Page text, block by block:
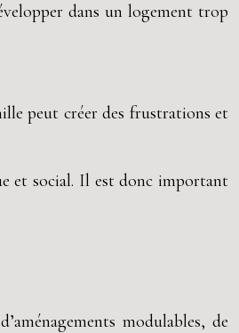
dans un logement trop
peut créer des frustrations et
et social. Il est donc important
modulables, de